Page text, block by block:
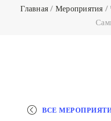
Главная/ Мероприятия /
ВСЕ